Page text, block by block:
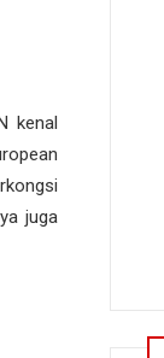
kenal
juga